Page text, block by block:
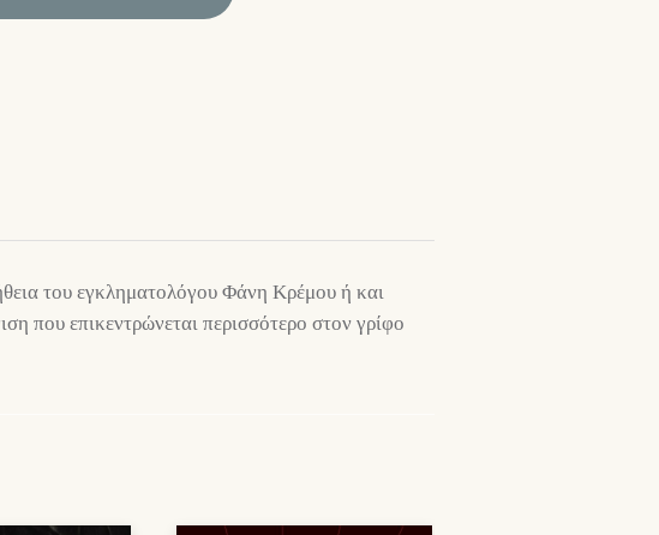
του εγκληματολόγου Φάνη Κρέμου ή και
που επικεντρώνεται περισσότερο στον γρίφο